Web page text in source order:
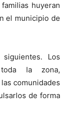
huyeran
el municipio de
Los
la zona,
comunidades
de forma